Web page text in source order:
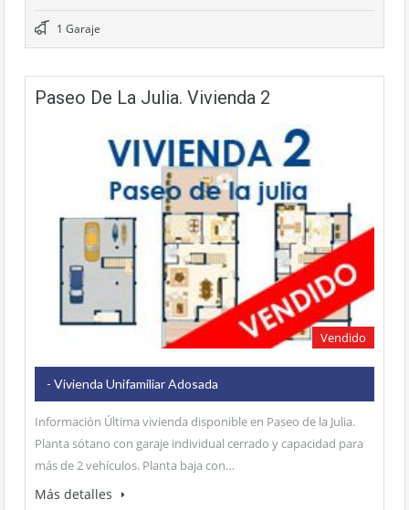
1 Garaje
Paseo De La Julia. Vivienda 2
Vendido
- Vivienda Unifamiliar Adosada
Información Última vivienda disponible en Paseo de la Julia.
Planta sótano con garaje individual cerrado y capacidad para
más de 2 vehículos. Planta baja con…
Más detalles